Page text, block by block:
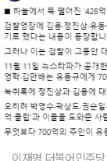
이재명 더불어민주